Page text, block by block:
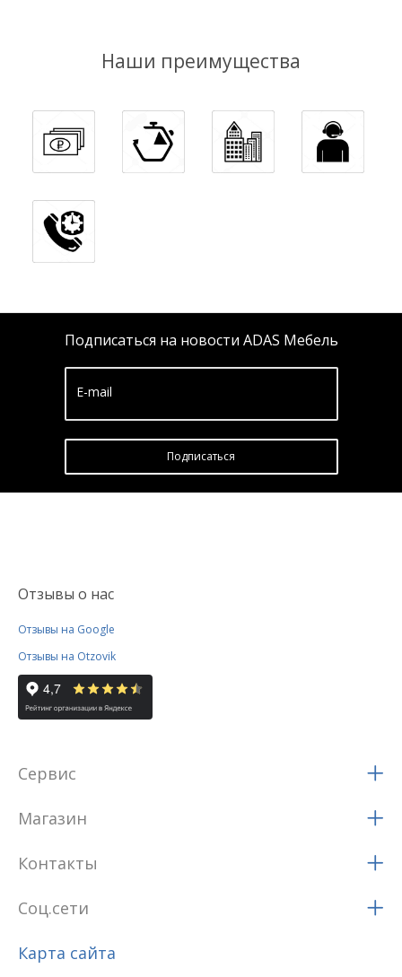
Наши преимущества
Подписаться на новости ADAS Мебель
E-mail
Подписатьcя
Отзывы о нас
Отзывы на Google
Отзывы на Otzovik
Сервис
Магазин
Контакты
Соц.сети
Карта сайта